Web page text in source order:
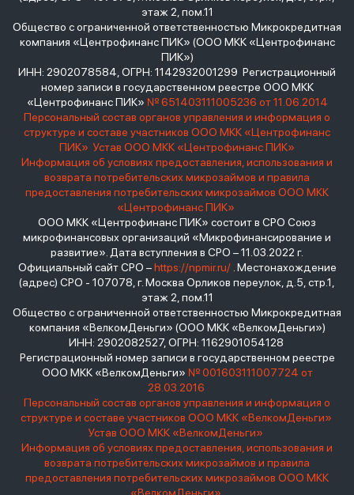
этаж 2, пом.11
Общество с ограниченной ответственностью Микрокредитная
компания «Центрофинанс ПИК» (ООО МКК «Центрофинанс
ПИК»)
ИНН: 2902078584, ОГРН: 1142932001299 Регистрационный
номер записи в государственном реестре ООО МКК
«Центрофинанс ПИК» № 651403111005236 от 11.06.2014
Персональный состав органов управления и информация о
структуре и составе участников ООО МКК «Центрофинанс
ПИК» Устав ООО МКК «Центрофинанс ПИК»
Информация об условиях предоставления, использования и
возврата потребительских микрозаймов и правила
предоставления потребительских микрозаймов ООО МКК
«Центрофинанс ПИК»
ООО МКК «Центрофинанс ПИК» состоит в СРО Союз
микрофинансовых организаций «Микрофинансирование и
развитие». Дата вступления в СРО – 11.03.2022 г.
Официальный сайт СРО –https://npmir.ru/. Местонахождение
(адрес) СРО - 107078, г. Москва Орликов переулок, д.5, стр.1,
этаж 2, пом.11
Общество с ограниченной ответственностью Микрокредитная
компания «ВелкомДеньги» (ООО МКК «ВелкомДеньги»)
ИНН: 2902082527, ОГРН: 1162901054128
Регистрационный номер записи в государственном реестре
ООО МКК «ВелкомДеньги» № 001603111007724 от
28.03.2016
Персональный состав органов управления и информация о
структуре и составе участников ООО МКК «ВелкомДеньги»
Устав ООО МКК «ВелкомДеньги»
Информация об условиях предоставления, использования и
возврата потребительских микрозаймов и правила
предоставления потребительских микрозаймов ООО МКК